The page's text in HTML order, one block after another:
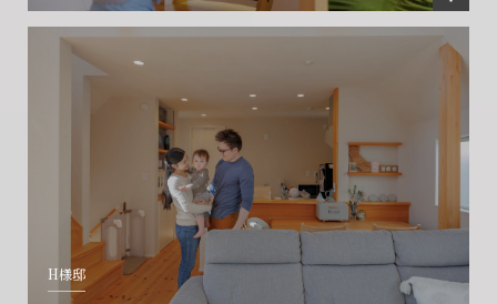
H様邸